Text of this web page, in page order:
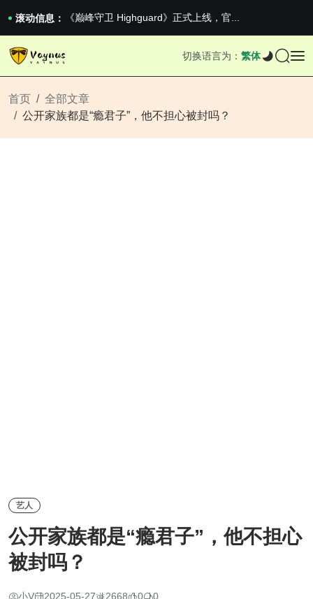
滚动信息：
男生找对象最重要的是什么？太真实了
2026澳网男单收官：全满贯对上全满亚，德约...
《巅峰守卫 Highguard》正式上线，官...
《巅峰守卫 Highguard》正式上线，官...
切换语言为： 繁体
首页
全部文章
公开家族都是“瘾君子”，他不担心被封吗？
艺人
公开家族都是“瘾君子”，他不担心
被封吗？
小V 2025-05-27 2668 0 0